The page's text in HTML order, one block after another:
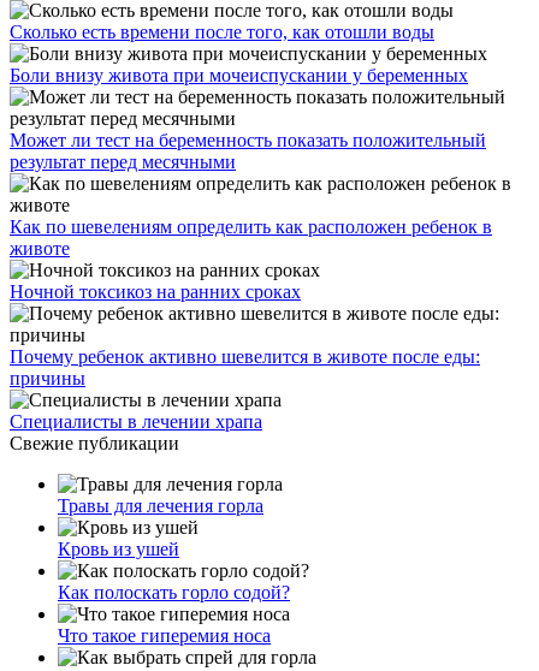
Сколько есть времени после того, как отошли воды
Боли внизу живота при мочеиспускании у беременных
Может ли тест на беременность показать положительный
результат перед месячными
Как по шевелениям определить как расположен ребенок в
животе
Ночной токсикоз на ранних сроках
Почему ребенок активно шевелится в животе после еды:
причины
Специалисты в лечении храпа
Свежие публикации
Травы для лечения горла
Кровь из ушей
Как полоскать горло содой?
Что такое гиперемия носа